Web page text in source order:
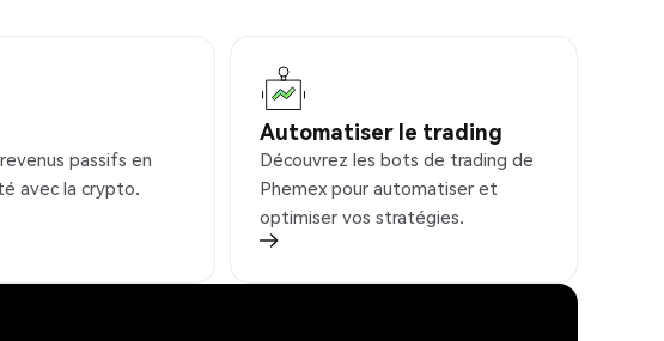
passifs en
avec la crypto.
Automatiser le trading
Découvrez les bots de trading de
Phemex pour automatiser et
optimiser vos stratégies.